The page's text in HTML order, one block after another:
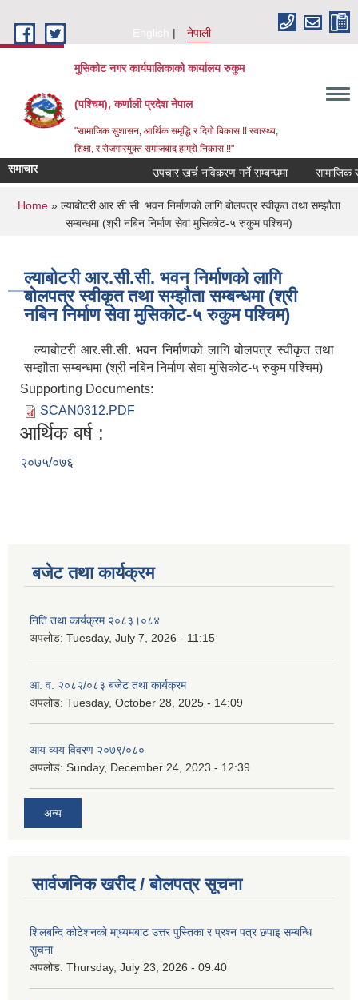
English
नेपाली
मुसिकोट नगर कार्यपालिकाको कार्यालय रुकुम
(पश्चिम), कर्णाली प्रदेश नेपाल
"सामाजिक सुशासन, आर्थिक समृद्धि र दिगो बिकास !! स्वास्थ्य,
शिक्षा, र रोजगारयुक्त समाजबाद हाम्रो निकास !!"
समाचार उपचार खर्च नविकरण गर्ने सम्बन्धमा
You are here
Home » ल्याबोटरी आर.सी.सी. भवन निर्माणको लागि बोलपत्र स्वीकृत तथा सम्झौता
सम्बन्धमा (श्री नबिन निर्माण सेवा मुसिकोट-५ रुकुम पश्चिम)
ल्याबोटरी आर.सी.सी. भवन निर्माणको लागि
बोलपत्र स्वीकृत तथा सम्झौता सम्बन्धमा (श्री
नबिन निर्माण सेवा मुसिकोट-५ रुकुम पश्चिम)
ल्याबोटरी आर.सी.सी. भवन निर्माणको लागि बोलपत्र स्वीकृत तथा
सम्झौता सम्बन्धमा (श्री नबिन निर्माण सेवा मुसिकोट-५ रुकुम पश्चिम)
Supporting Documents:
SCAN0312.PDF
आर्थिक बर्ष :
२०७५/०७६
बजेट तथा कार्यक्रम
निति तथा कार्यक्रम २०८३।०८४
अपलोड: Tuesday, July 7, 2026 - 11:15
आ. व. २०८२/०८३ बजेट तथा कार्यक्रम
अपलोड: Tuesday, October 28, 2025 - 14:09
आय व्यय विवरण २०७९/०८०
अपलोड: Sunday, December 24, 2023 - 12:39
अन्य
सार्वजनिक खरीद / बोलपत्र सूचना
शिलबन्दि कोटेशनको मा्ध्यमबाट उत्तर पुस्तिका र प्रश्न पत्र छपाइ सम्बन्धि
सुचना
अपलोड: Thursday, July 23, 2026 - 09:40